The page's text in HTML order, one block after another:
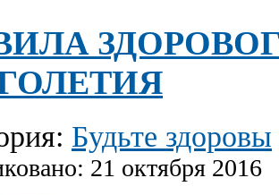
Будьте здоровы
21 октября 2016